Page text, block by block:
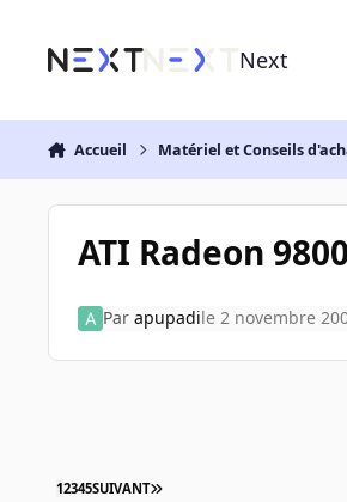
Next
Accueil Matériel et Conseils
ATI Radeon
Par apupadile 2 novembre
12345SUIVANT